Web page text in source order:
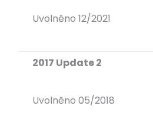
Uvolněno 12/2021
2017 Update 2
Uvolněno 05/2018